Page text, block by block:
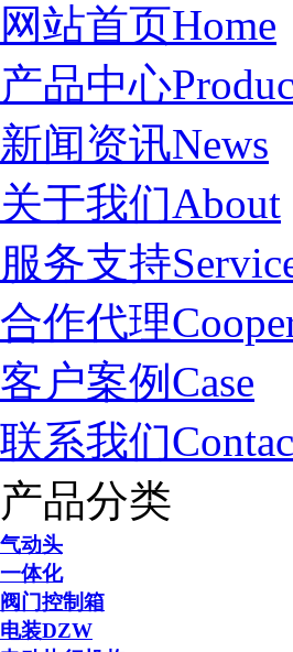
网站首页Home
产品中心
新闻资讯News
关于我们About
服务支持
合作代理
客户案例 Case
联系我们
产品分类
气动头
一体化
阀门控制箱
电装DZW